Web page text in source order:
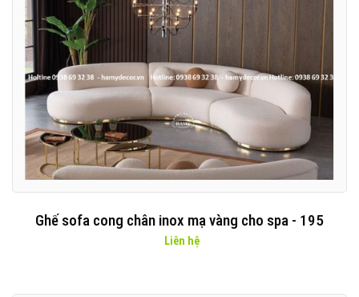
Ghế sofa cong chân inox mạ vàng cho spa - 195
Liên hệ